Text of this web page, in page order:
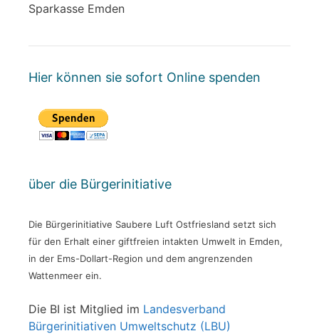
Sparkasse Emden
Hier können sie sofort Online spenden
über die Bürgerinitiative
Die Bürgerinitiative Saubere Luft Ostfriesland setzt sich
für den Erhalt einer giftfreien intakten Umwelt in Emden,
in der Ems-Dollart-Region und dem angrenzenden
Wattenmeer ein.
Die BI ist Mitglied im Landesverband
Bürgerinitiativen Umweltschutz (LBU)